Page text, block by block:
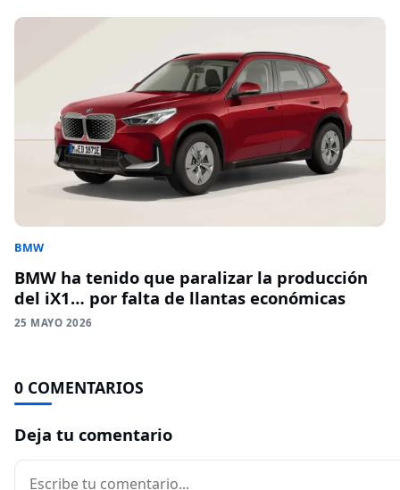
BMW
BMW ha tenido que paralizar la producción
del iX1… por falta de llantas económicas
25 MAYO 2026
0 COMENTARIOS
Deja tu comentario
Comentario